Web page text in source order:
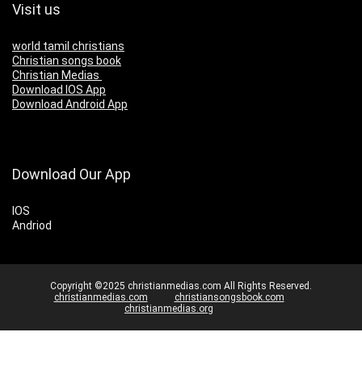
Visit us
world tamil christians
Christian songs book
Christian Medias
Download IOS App
Download Android App
Download Our App
IOS
Andriod
Copyright ©2025 christianmedias.com All Rights Reserved.
christianmedias.com
christiansongsbook.com
christianmedias.org